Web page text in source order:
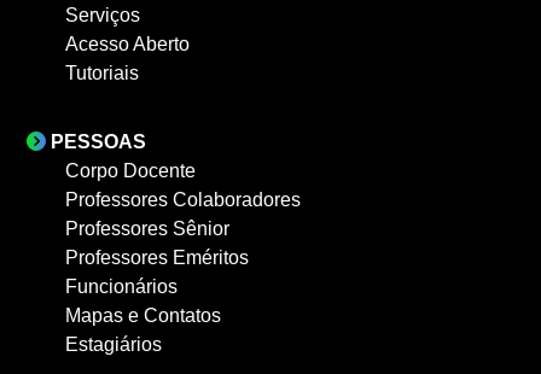
Serviços
Acesso Aberto
Tutoriais
PESSOAS
Corpo Docente
Professores Colaboradores
Professores Sênior
Professores Eméritos
Funcionários
Mapas e Contatos
Estagiários